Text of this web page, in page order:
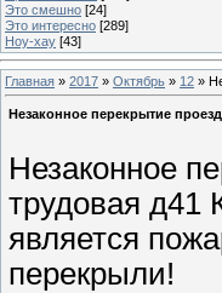
Это смешно [24]
Это интересно [289]
Ноу-хау [43]
Главная » 2017 » Октябрь » 12 »
Незаконное перекрытие
Незаконное
трудовая д41
является
перекрыли!